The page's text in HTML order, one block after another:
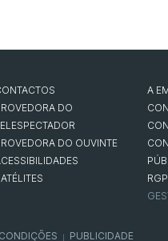
DO
DO OUVINTE
A
PUBLICIDADE